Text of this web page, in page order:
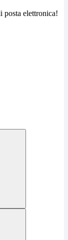
posta elettronica!